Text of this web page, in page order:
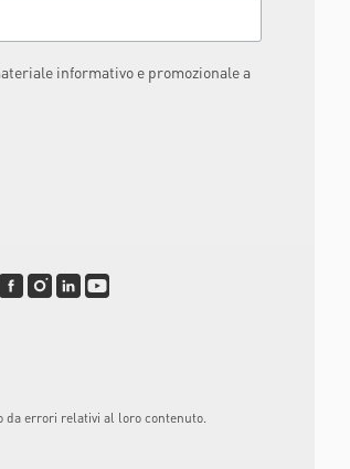
informativo e promozionale a
errori relativi al loro contenuto.